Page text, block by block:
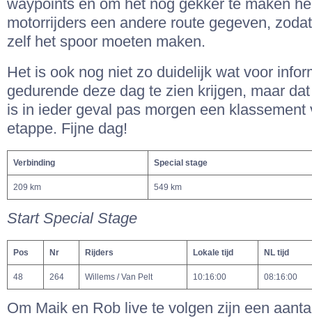
waypoints en om het nog gekker te maken
motorrijders een andere route gegeven,
zelf het spoor moeten maken.
Het is ook nog niet zo duidelijk wat voor
gedurende deze dag te zien krijgen, maar
is in ieder geval pas morgen een klassement
etappe. Fijne dag!
Verbinding Special stage
209 km 549 km
Start Special Stage
Pos Nr Rijders Lokale tijd NL tijd
48 264 Willems / Van Pelt 10:16:00 08:16:00
Om Maik en Rob live te volgen zijn een